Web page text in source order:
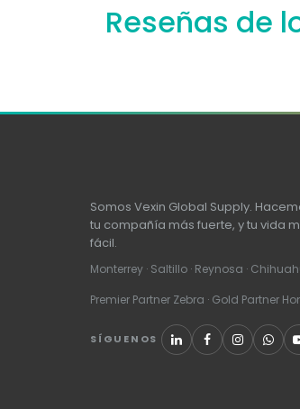
Reseñas de
Somos Vexin Global Supply.
tu compañía más fuerte, y tu vida
fácil.
Monterrey · Saltillo · Reynosa ·
Premier Partner Zebra · Gold Partner
SÍGUENOS